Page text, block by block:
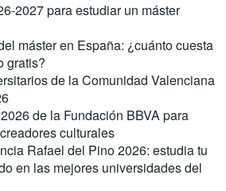
2027 para estudiar un máster
máster en España: ¿cuánto cuesta
gratis?
de la Comunidad Valenciana
de la Fundación BBVA para
culturales
Rafael del Pino 2026: estudia tu
en las mejores universidades del